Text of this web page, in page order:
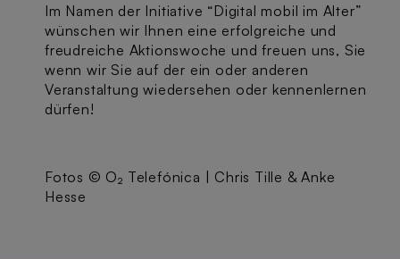
Im Namen der Initiative “Digital mobil im Alter”
wünschen wir Ihnen eine erfolgreiche und
freudreiche Aktionswoche und freuen uns, Sie
wenn wir Sie auf der ein oder anderen
Veranstaltung wiedersehen oder kennenlernen
dürfen!
Fotos © O₂ Telefónica | Chris Tille & Anke
Hesse